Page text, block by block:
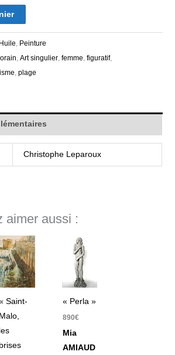
Huile, Peinture
,Art singulier,femme,figuratif,
,plage
Christophe Leparoux
aimer aussi :
Saint-
Malo,
les
brises
« Perla »
890€
Mia
AMIAUD